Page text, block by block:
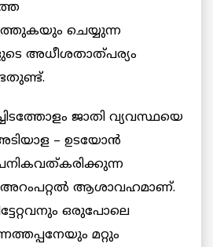
ചെയ്യുന്ന
അധീശതാത്പര്യം
ജാതി വ്യവസ്ഥയെ
– ഉടയോന്‍
ആശാവഹമാണ്.
ഒരുപോലെ
മറ്റും